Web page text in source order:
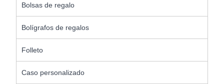
Bolsas de regalo
Bolígrafos de regalos
Folleto
Caso personalizado